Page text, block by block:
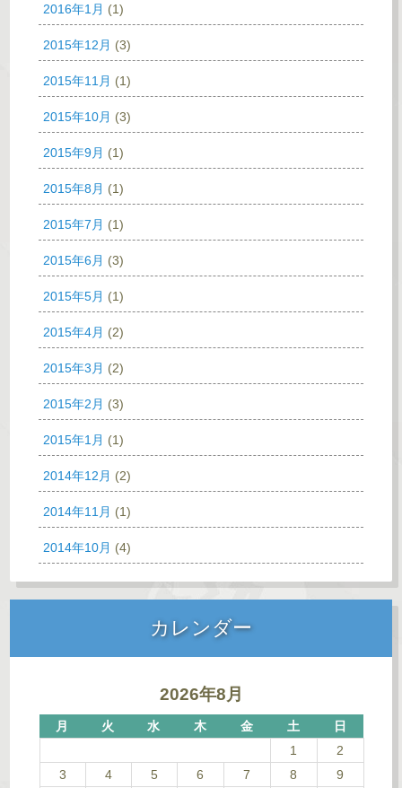
2016年1月 (1)
2015年12月 (3)
2015年11月 (1)
2015年10月 (3)
2015年9月 (1)
2015年8月 (1)
2015年7月 (1)
2015年6月 (3)
2015年5月 (1)
2015年4月 (2)
2015年3月 (2)
2015年2月 (3)
2015年1月 (1)
2014年12月 (2)
2014年11月 (1)
2014年10月 (4)
カレンダー
2026年8月
月 火 水 木 金 土
日
1
2
3
4 5 6 7 8 9